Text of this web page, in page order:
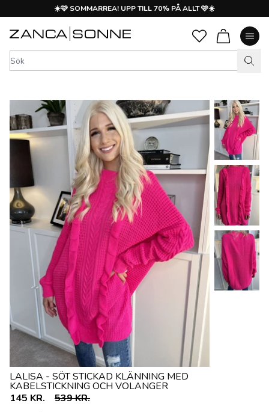
☀️🩷 SOMMARREA! UPP TILL 70% PÅ ALLT 🩷☀️
LALISA - SÖT STICKAD KLÄNNING MED
KABELSTICKNING OCH VOLANGER
145 KR. 539 KR.